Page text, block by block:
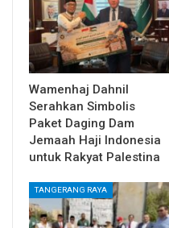
Wamenhaj Dahnil
Serahkan Simbolis
Paket Daging Dam
Jemaah Haji Indonesia
untuk Rakyat Palestina
TANGERANG RAYA